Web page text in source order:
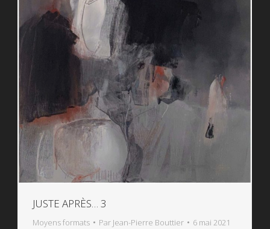
JUSTE APRÈS… 3
Moyens formats Par Jean-Pierre Bouttier 6 mai 2021